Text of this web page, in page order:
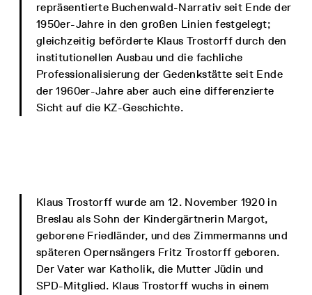
repräsentierte Buchenwald-Narrativ seit Ende der
1950er-Jahre in den großen Linien festgelegt;
gleichzeitig beförderte Klaus Trostorff durch den
institutionellen Ausbau und die fachliche
Professionalisierung der Gedenkstätte seit Ende
der 1960er-Jahre aber auch eine differenzierte
Sicht auf die KZ-Geschichte.
Klaus Trostorff wurde am 12. November 1920 in
Breslau als Sohn der Kindergärtnerin Margot,
geborene Friedländer, und des Zimmermanns und
späteren Opernsängers Fritz Trostorff geboren.
Der Vater war Katholik, die Mutter Jüdin und
SPD-Mitglied. Klaus Trostorff wuchs in einem